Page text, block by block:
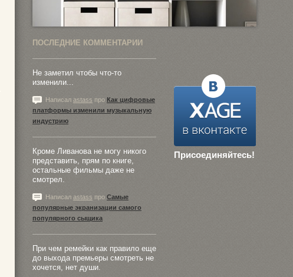
ПОСЛЕДНИЕ КОММЕНТАРИИ
Присоединяйтесь!
Не заметил чтобы что-то
изменили...
Написал astass про Как цифровые
платформы изменили музыкальную
индустрию
Кроме Ливанова не могу никого
представить, прям по книге,
остальные фильмы даже не
смотрел.
Написал astass про Самые
популярные экранизации самого
популярного сыщика
При чем ремейки как правило еще
до выхода премьеры смотреть не
хочется, нет души.